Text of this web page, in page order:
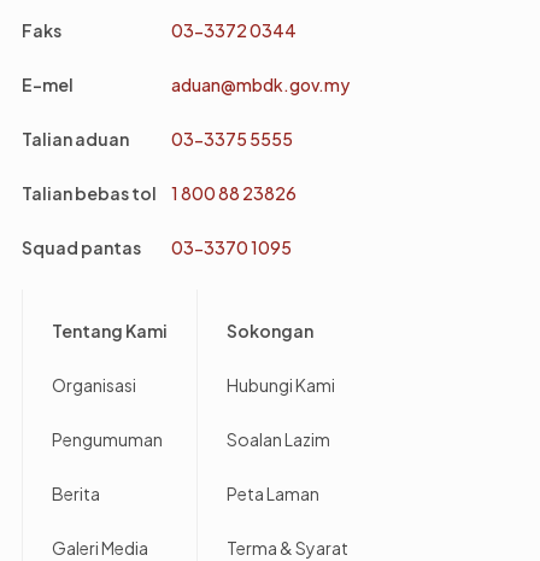
Faks 03-3372 0344
E-mel aduan@mbdk.gov.my
Talian aduan 03-3375 5555
Talian bebas tol 1 800 88 23826
Squad pantas 03-3370 1095
Tentang Kami
Organisasi
Pengumuman
Berita
Galeri Media
Sokongan
Hubungi Kami
Soalan Lazim
Peta Laman
Terma & Syarat